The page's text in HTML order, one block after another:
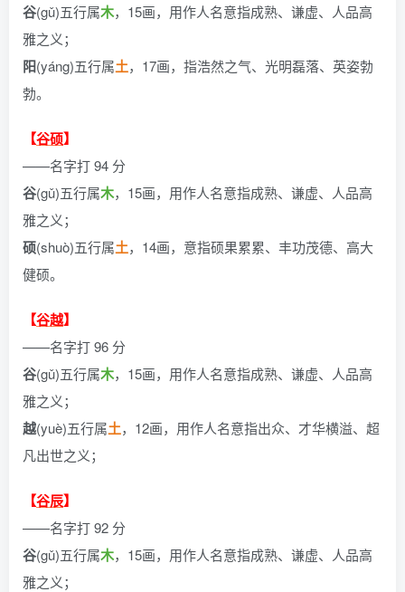
谷(gǔ)五行属木，15画，用作人名意指成熟、谦虚、人品高
雅之义；
阳(yáng)五行属土，17画，指浩然之气、光明磊落、英姿勃
勃。
【谷硕】
——名字打 94 分
谷(gǔ)五行属木，15画，用作人名意指成熟、谦虚、人品高
雅之义；
硕(shuò)五行属土，14画，意指硕果累累、丰功茂德、高大
健硕。
【谷越】
——名字打 96 分
谷(gǔ)五行属木，15画，用作人名意指成熟、谦虚、人品高
雅之义；
越(yuè)五行属土，12画，用作人名意指出众、才华横溢、超
凡出世之义；
【谷辰】
——名字打 92 分
谷(gǔ)五行属木，15画，用作人名意指成熟、谦虚、人品高
雅之义；